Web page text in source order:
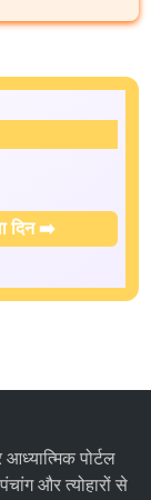
दिन ➡️
पोर्टल
पंचांगऔरत्योहारोंसे